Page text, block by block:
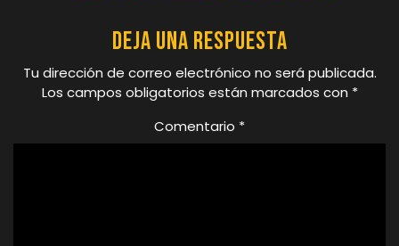
Deja una respuesta
Tu dirección de correo electrónico no será publicada.
Los campos obligatorios están marcados con *
Comentario *